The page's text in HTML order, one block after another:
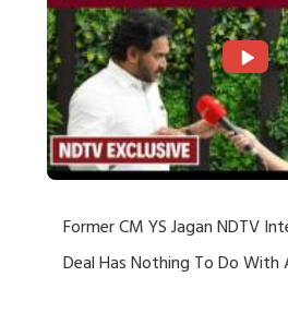
Former CM YS Jagan NDTV
Deal Has Nothing To Do With